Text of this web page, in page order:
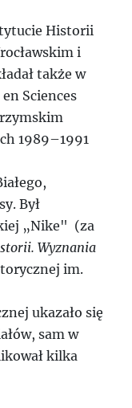
Historii
i
także w
Sciences
rzymskim
1989–1991
Był
„Nike" (za
Wyznania
im.
ukazało się
sam w
kilka